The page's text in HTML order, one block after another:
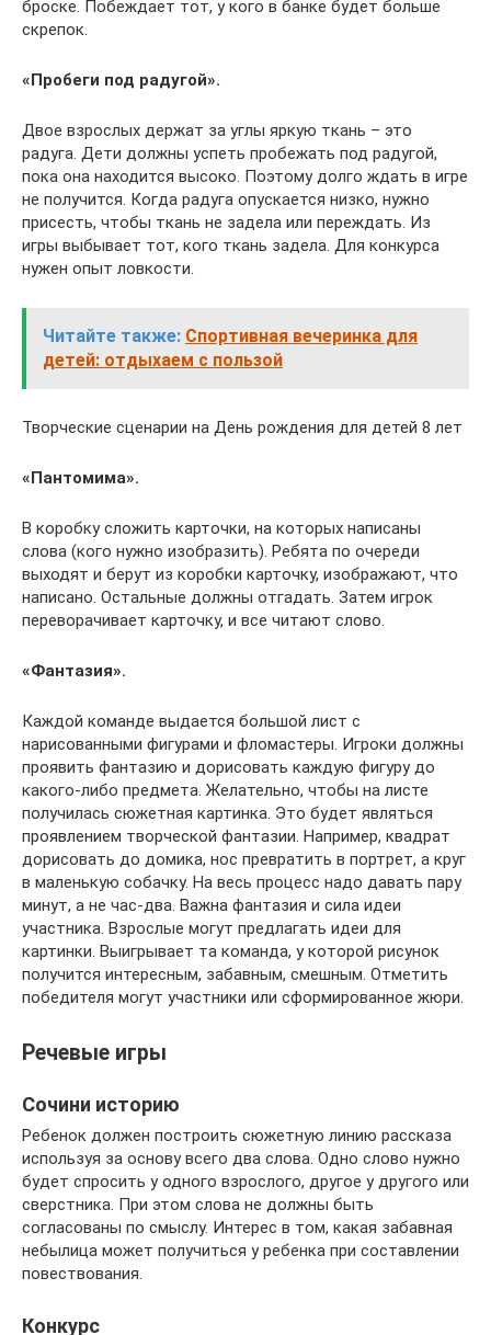
броске. Побеждает тот, у кого в банке будет больше
скрепок.
«Пробеги под радугой».
Двое взрослых держат за углы яркую ткань – это
радуга. Дети должны успеть пробежать под радугой,
пока она находится высоко. Поэтому долго ждать в игре
не получится. Когда радуга опускается низко, нужно
присесть, чтобы ткань не задела или переждать. Из
игры выбывает тот, кого ткань задела. Для конкурса
нужен опыт ловкости.
Читайте также: Спортивная вечеринка для
детей: отдыхаем с пользой
Творческие сценарии на День рождения для детей 8 лет
«Пантомима».
В коробку сложить карточки, на которых написаны
слова (кого нужно изобразить). Ребята по очереди
выходят и берут из коробки карточку, изображают, что
написано. Остальные должны отгадать. Затем игрок
переворачивает карточку, и все читают слово.
«Фантазия».
Каждой команде выдается большой лист с
нарисованными фигурами и фломастеры. Игроки должны
проявить фантазию и дорисовать каждую фигуру до
какого-либо предмета. Желательно, чтобы на листе
получилась сюжетная картинка. Это будет являться
проявлением творческой фантазии. Например, квадрат
дорисовать до домика, нос превратить в портрет, а круг
в маленькую собачку. На весь процесс надо давать пару
минут, а не час-два. Важна фантазия и сила идеи
участника. Взрослые могут предлагать идеи для
картинки. Выигрывает та команда, у которой рисунок
получится интересным, забавным, смешным. Отметить
победителя могут участники или сформированное жюри.
Речевые игры
Сочини историю
Ребенок должен построить сюжетную линию рассказа
используя за основу всего два слова. Одно слово нужно
будет спросить у одного взрослого, другое у другого или
сверстника. При этом слова не должны быть
согласованы по смыслу. Интерес в том, какая забавная
небылица может получиться у ребенка при составлении
повествования.
Конкурс